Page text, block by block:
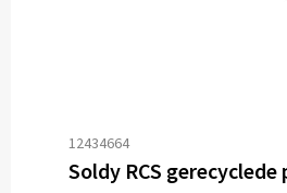
12434664